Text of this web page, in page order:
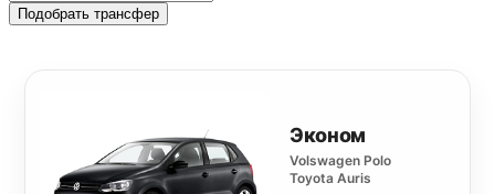
Подобрать трансфер
Эконом
Volswagen Polo
Toyota Auris